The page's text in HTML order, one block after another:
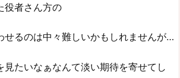
役者さん方の
せるのは中々難しいかもしれませんが…
見たいなぁなんて淡い期待を寄せてし